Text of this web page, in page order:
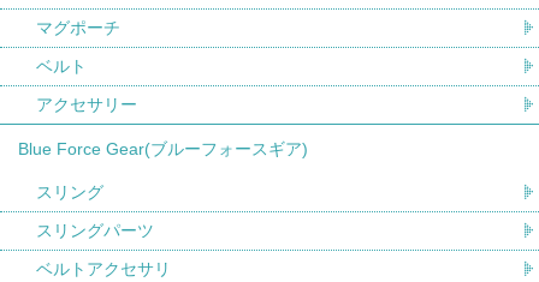
マグポーチ
ベルト
アクセサリー
Blue Force Gear(ブルーフォースギア)
スリング
スリングパーツ
ベルトアクセサリ